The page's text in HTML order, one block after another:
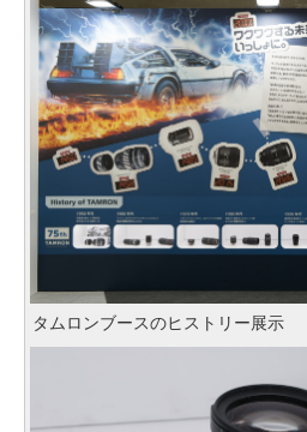
タムロンブースのヒストリー展示